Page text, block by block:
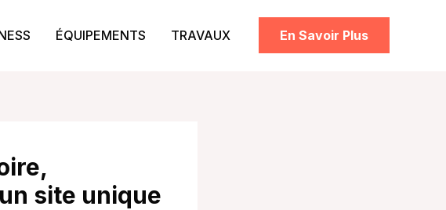
ÉQUIPEMENTS TRAVAUX En Savoir Plus
site unique